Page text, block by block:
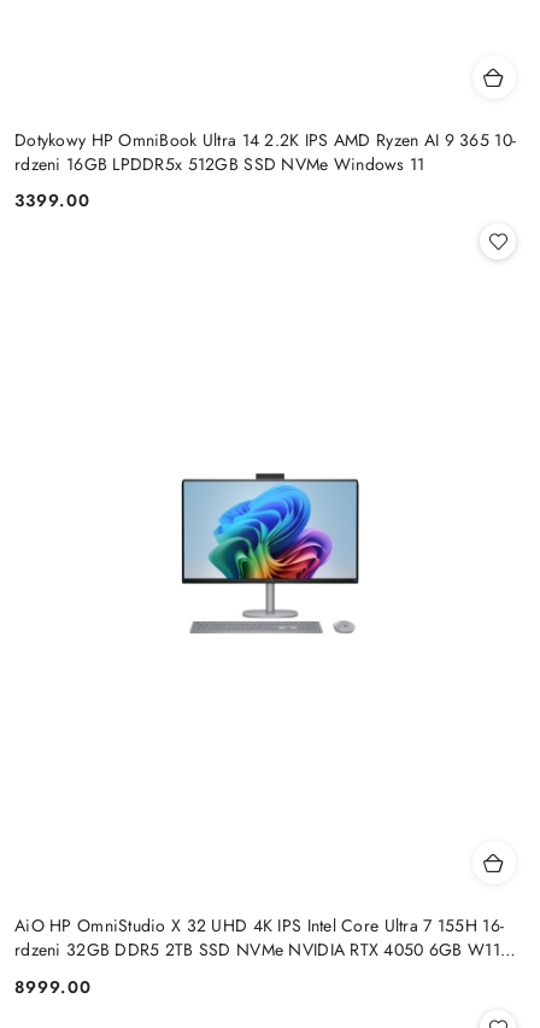
Dotykowy HP OmniBook Ultra 14 2.2K IPS AMD Ryzen AI 9 365 10-
rdzeni 16GB LPDDR5x 512GB SSD NVMe Windows 11
Cena:
3399.00
AiO HP OmniStudio X 32 UHD 4K IPS Intel Core Ultra 7 155H 16-
rdzeni 32GB DDR5 2TB SSD NVMe NVIDIA RTX 4050 6GB W11
Cena:
8999.00